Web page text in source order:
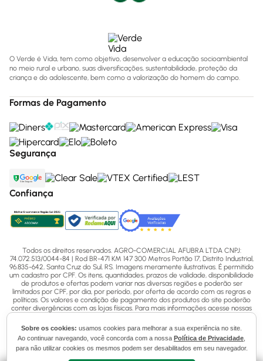
Sobre os cookies: usamos cookies para melhorar a sua experiência no site.
Ao continuar navegando, você concorda com a nossa Política de Privacidade
para não utilizar cookies os mesmos podem ser desabilitados em seu navegador.
O Verde é Vida, tem como objetivo, desenvolver a educação socioambiental
no meio rural e urbano, suas diversificações, sustentabilidade, proteção da
criança e do adolescente, bem como a valorização do homem do campo.
Formas de Pagamento
Segurança
Confiança
Todos os direitos reservados. AGRO-COMERCIAL AFUBRA LTDA CNPJ:
74.072.513/0044-84 | Rod BR-471 KM 147 300 Metros Portão 17, Distrito Industrial,
96.835-642, Santa Cruz do Sul, RS. Imagens meramente ilustrativas. É permitido
um cadastro por CPF. Os itens, quantidades, prazos de validade, disponibilidade
de produtos e ofertas podem variar nas diversas regiões e poderão ser
limitados por CPF, por dia, por período, por oferta de acordo com as regras e
políticas. Os valores e condição de pagamento dos produtos do site poderão
conter divergências com as lojas físicas. Para mais informações acesse nossas
Políticas ou entre em contato via ligação (51) 3713-7770, WhatsApp pelo número
(51) 3713-7750 ou email - sac@afubra.com.br.